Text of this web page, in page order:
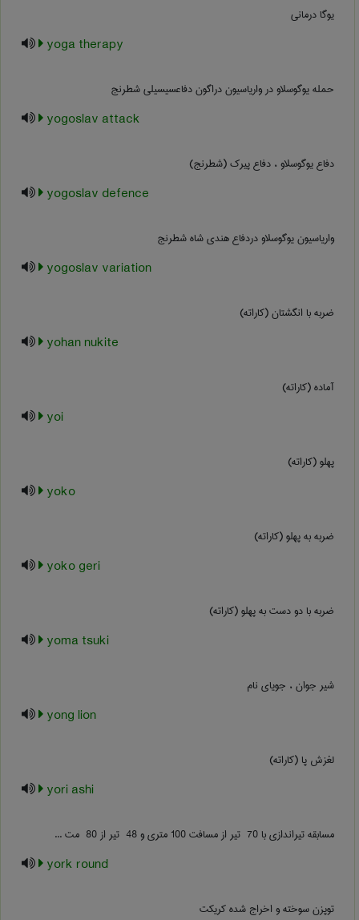
یوگا درمانی
yoga therapy
حمله یوگوسلاو در واریاسیون دراگون دفاعسیسیلی شطرنج
yogoslav attack
دفاع یوگوسلاو ، دفاع پیرک (شطرنج)
yogoslav defence
واریاسیون یوگوسلاو دردفاع هندی شاه شطرنج
yogoslav variation
ضربه با انگشتان (کاراته)
yohan nukite
آماده (کاراته)
yoi
پهلو (کاراته)
yoko
ضربه به پهلو (کاراته)
yoko geri
ضربه با دو دست به پهلو (کاراته)
yoma tsuki
شیر جوان ، جویای نام
yong lion
لغزش پا (کاراته)
yori ashi
مسابقه تیراندازی با ‎ 70 تیر از مسافت ‎100 متری و ‎ 48 تیر از ‎ 80 مت ...
york round
توپزن سوخته و اخراج شده کریکت